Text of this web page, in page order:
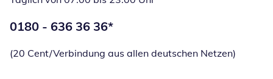
Telefonnummer:
0180 - 636 36 36*
(20 Cent/Verbindung aus allen deutschen Netzen)